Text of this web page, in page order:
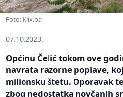
Foto: Klix.ba
07.10.2023.
Općinu Čelić tokom ove
navrata razorne poplave,
milionsku štetu. Oporavak
zbog nedostatka novčanih